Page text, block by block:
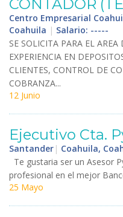
CONTADOR (
Centro Empresarial
Coahuila | Salario: -----
SE SOLICITA PARA EL AREA
EXPERIENCIA EN
CLIENTES, CONTROL DE
COBRANZA...
12 Junio
Ejecutivo Cta.
Santander | Coahuila,
Te gustaria ser un Asesor
profesional en el mejor
25 Mayo